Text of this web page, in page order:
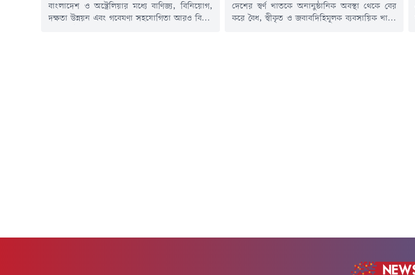
বাংলাদেশ ও অস্ট্রেলিয়ার মধ্যে বাণিজ্য, বিনিয়োগ,
দক্ষতা উন্নয়ন এবং গবেষণা সহযোগিতা আরও বিস্তৃত
দেশের স্বর্ণ খাতকে অনানুষ্ঠানিক অবস্থা থেকে বের
করে বৈধ, স্বীকৃত ও জবাবদিহিমূলক ব্যবসায়িক খাতে